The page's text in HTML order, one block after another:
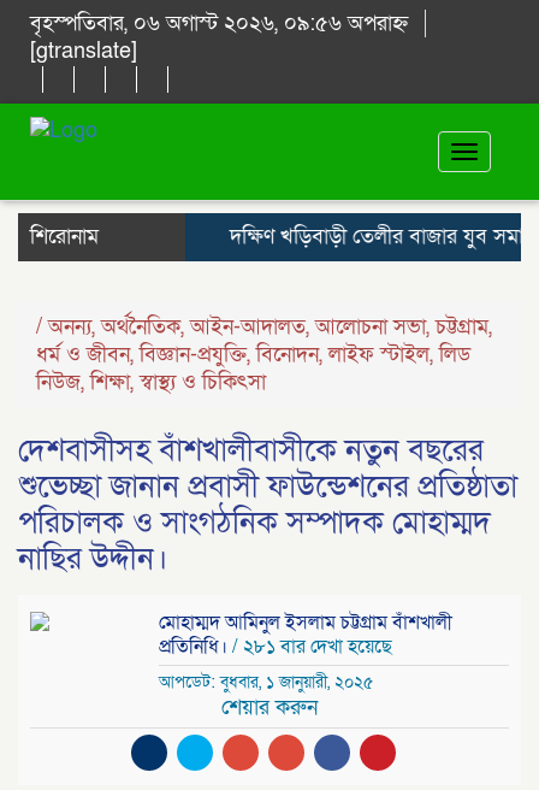
বৃহস্পতিবার, ০৬ অগাস্ট ২০২৬, ০৯:৫৬ অপরাহ্ন
[gtranslate]
Toggle
শিরোনাম
দক্ষিণ খড়িবাড়ী তেলীর বাজার যুব
/অনন্য,অর্থনৈতিক,আইন-আদালত,আলোচনা সভা,চট্টগ্রাম,
ধর্ম ও জীবন,বিজ্ঞান-প্রযুক্তি,বিনোদন,লাইফ স্টাইল,লিড
নিউজ,শিক্ষা,স্বাস্থ্য ও চিকিৎসা
দেশবাসীসহ বাঁশখালীবাসীকে নতুন বছরের
শুভেচ্ছা জানান প্রবাসী ফাউন্ডেশনের প্রতিষ্ঠাতা
পরিচালক ও সাংগঠনিক সম্পাদক মোহাম্মদ
নাছির উদ্দীন।
মোহাম্মদ আমিনুল ইসলাম চট্টগ্রাম বাঁশখালী
প্রতিনিধি। / ২৮১ বার দেখা হয়েছে
আপডেট: বুধবার, ১ জানুয়ারী, ২০২৫
শেয়ার করুন